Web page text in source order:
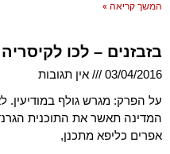
המשך קריאה »
בזבזנים – לכו לקיסריה
03/04/2016
אין תגובות
על הפרק: מגרש גולף במודיעין.
המדינה תאשר את התוכנית
אפרים כליפא מתכנן,